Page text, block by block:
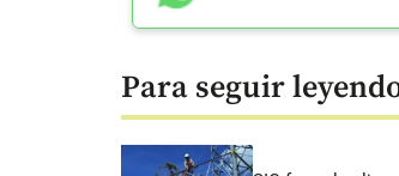
Para seguir